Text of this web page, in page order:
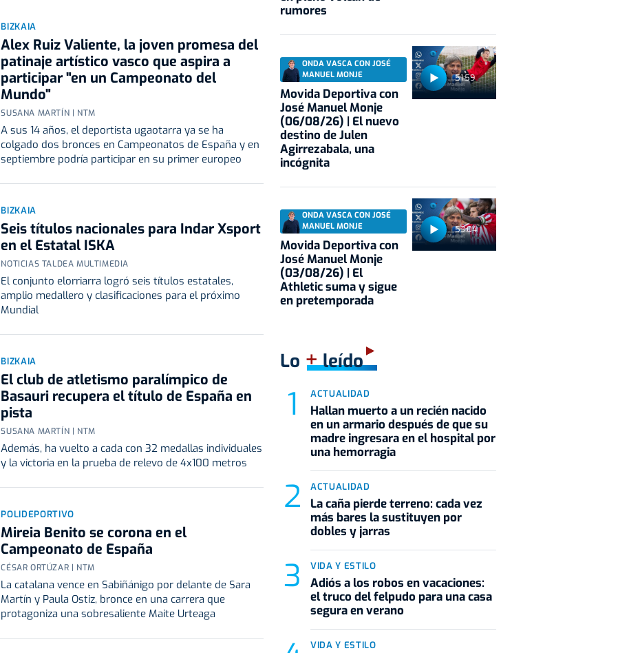
BIZKAIA
Alex Ruiz Valiente, la joven promesa del
patinaje artístico vasco que aspira a
participar "en un Campeonato del
Mundo"
SUSANA MARTÍN | NTM
A sus 14 años, el deportista ugaotarra ya se ha
colgado dos bronces en Campeonatos de España y en
septiembre podría participar en su primer europeo
BIZKAIA
Seis títulos nacionales para Indar Xsport
en el Estatal ISKA
NOTICIAS TALDEA MULTIMEDIA
El conjunto elorriarra logró seis títulos estatales,
amplio medallero y clasificaciones para el próximo
Mundial
BIZKAIA
El club de atletismo paralímpico de
Basauri recupera el título de España en
pista
SUSANA MARTÍN | NTM
Además, ha vuelto a cada con 32 medallas individuales
y la victoria en la prueba de relevo de 4x100 metros
POLIDEPORTIVO
Mireia Benito se corona en el
Campeonato de España
CÉSAR ORTÚZAR | NTM
La catalana vence en Sabiñánigo por delante de Sara
Martín y Paula Ostiz, bronce en una carrera que
protagoniza una sobresaliente Maite Urteaga
rumores
51:59
ONDA VASCA CON JOSÉ
MANUEL MONJE
Movida Deportiva con
José Manuel Monje
(06/08/26) | El nuevo
destino de Julen
Agirrezabala, una
incógnita
53:04
ONDA VASCA CON JOSÉ
MANUEL MONJE
Movida Deportiva con
José Manuel Monje
(03/08/26) | El
Athletic suma y sigue
en pretemporada
Lo +leído
ACTUALIDAD
Hallan muerto a un recién nacido
en un armario después de que su
madre ingresara en el hospital por
una hemorragia
ACTUALIDAD
La caña pierde terreno: cada vez
más bares la sustituyen por
dobles y jarras
VIDA Y ESTILO
Adiós a los robos en vacaciones:
el truco del felpudo para una casa
segura en verano
VIDA Y ESTILO